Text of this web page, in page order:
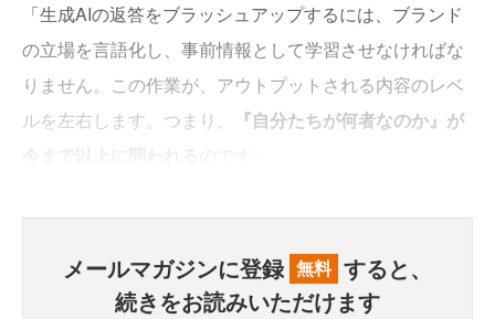
「生成AIの返答をブラッシュアップするには、ブランド
の立場を言語化し、事前情報として学習させなければな
りません。この作業が、アウトプットされる内容のレベ
ルを左右します。つまり、
『自分たちが何者なのか』が
メールマガジンに登録 無料 すると、
続きをお読みいただけます